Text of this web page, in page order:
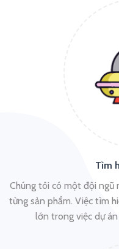
Tìm
Chúng tôi có một đội ngũ
từng sản phẩm. Việc tìm
lớn trong việc dự